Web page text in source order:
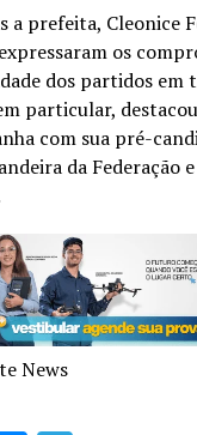
a prefeita, Cleonice
os
dos partidos em
particular,
com sua pré-
da Federação
News